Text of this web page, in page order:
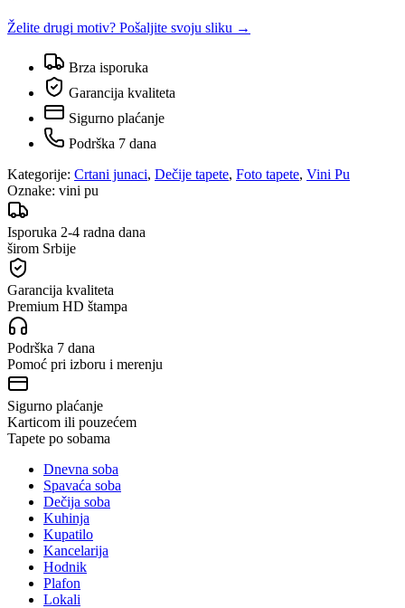
Želite drugi motiv? Pošaljite svoju sliku →
Brza isporuka
Garancija kvaliteta
Sigurno plaćanje
Podrška 7 dana
Kategorije: Crtani junaci, Dečije tapete, Foto tapete, Vini Pu
Oznake: vini pu
Isporuka 2-4 radna dana
širom Srbije
Garancija kvaliteta
Premium HD štampa
Podrška 7 dana
Pomoć pri izboru i merenju
Sigurno plaćanje
Karticom ili pouzećem
Tapete po sobama
Dnevna soba
Spavaća soba
Dečija soba
Kuhinja
Kupatilo
Kancelarija
Hodnik
Plafon
Lokali